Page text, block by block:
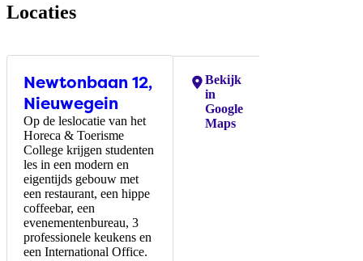
Locaties
Newtonbaan 12,
Nieuwegein
Op de leslocatie van het
Horeca & Toerisme
College krijgen studenten
les in een modern en
eigentijds gebouw met
een restaurant, een hippe
coffeebar, een
evenementenbureau, 3
professionele keukens en
een International Office.
Locaties:
Bekijk
in
Google
Maps